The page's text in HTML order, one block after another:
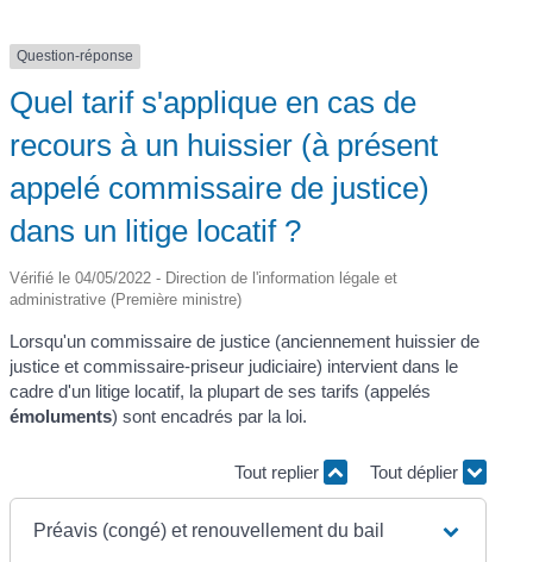
Question-réponse
Quel tarif s'applique en cas de
recours à un huissier (à présent
appelé commissaire de justice)
dans un litige locatif ?
Vérifié le 04/05/2022 - Direction de l'information légale et
administrative (Première ministre)
Lorsqu'un commissaire de justice (anciennement huissier de
justice et commissaire-priseur judiciaire) intervient dans le
cadre d'un litige locatif, la plupart de ses tarifs (appelés
émoluments) sont encadrés par la loi.
Tout replier Tout déplier
Préavis (congé) et renouvellement du bail